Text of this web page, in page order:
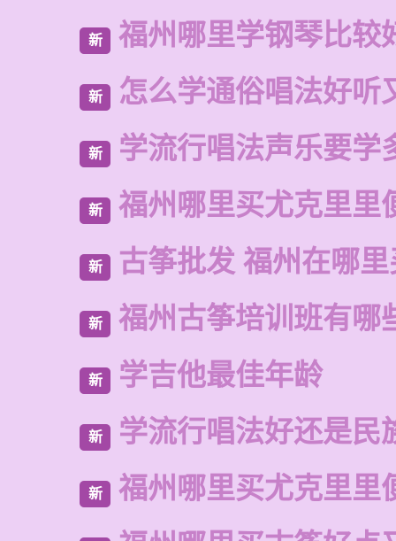
新 福州哪里学钢琴比较
新 怎么学通俗唱法好听
新 学流行唱法声乐要学
新 福州哪里买尤克里里
新 古筝批发 福州在哪
新 福州古筝培训班有哪
新 学吉他最佳年龄
新 学流行唱法好还是民
新 福州哪里买尤克里里